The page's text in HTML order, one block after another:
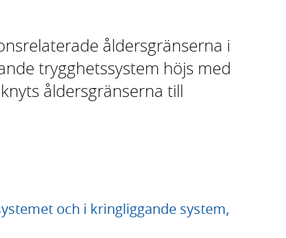
åldersgränserna i
trygghetssystem höjs med
åldersgränserna till
och i kringliggande system,